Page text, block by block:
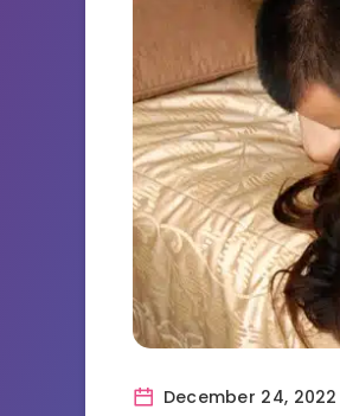
December 24, 2022